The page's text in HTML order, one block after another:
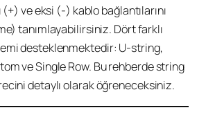
(+) ve eksi (-) kablo bağlantılarını
tanımlayabilirsiniz. Dört farklı
desteklenmektedir: U-string,
ve Single Row. Bu rehberde string
detaylı olarak öğreneceksiniz.